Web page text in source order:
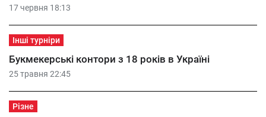
17 червня 18:13
Інші турніри
25 травня 22:45
Букмекерські контори з 18 років в Україні
Різне